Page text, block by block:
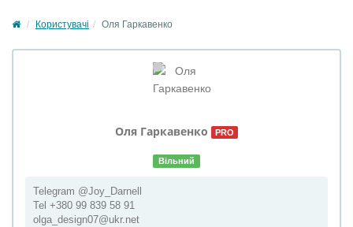
Користувачі Оля Гаркавенко
Оля Гаркавенко PRO
Вільний
Telegram @Joy_Darnell
Tel +380 99 839 58 91
olga_design07@ukr.net